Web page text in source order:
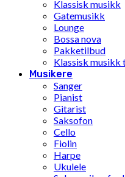
Klassisk musikk
Gatemusikk
Lounge
Bossa nova
Pakketilbud
Klassisk musikk
Musikere
Sanger
Pianist
Gitarist
Saksofon
Cello
Fiolin
Harpe
Ukulele